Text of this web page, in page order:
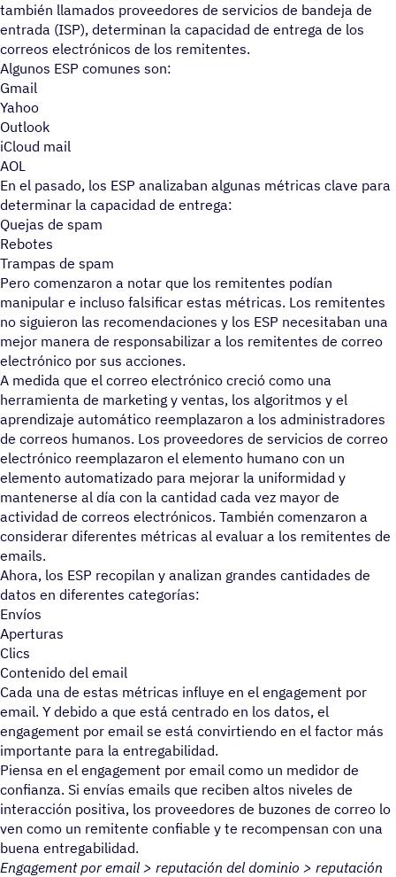
también llamados proveedores de servicios de bandeja de
entrada (ISP), determinan la capacidad de entrega de los
correos electrónicos de los remitentes.
Algunos ESP comunes son:
Gmail
Yahoo
Outlook
iCloud mail
AOL
En el pasado, los ESP analizaban algunas métricas clave para
determinar la capacidad de entrega:
Quejas de spam
Rebotes
Trampas de spam
Pero comenzaron a notar que los remitentes podían
manipular e incluso falsificar estas métricas. Los remitentes
no siguieron las recomendaciones y los ESP necesitaban una
mejor manera de responsabilizar a los remitentes de correo
electrónico por sus acciones.
A medida que el correo electrónico creció como una
herramienta de marketing y ventas, los algoritmos y el
aprendizaje automático reemplazaron a los administradores
de correos humanos. Los proveedores de servicios de correo
electrónico reemplazaron el elemento humano con un
elemento automatizado para mejorar la uniformidad y
mantenerse al día con la cantidad cada vez mayor de
actividad de correos electrónicos. También comenzaron a
considerar diferentes métricas al evaluar a los remitentes de
emails.
Ahora, los ESP recopilan y analizan grandes cantidades de
datos en diferentes categorías:
Envíos
Aperturas
Clics
Contenido del email
Cada una de estas métricas influye en el engagement por
email. Y debido a que está centrado en los datos, el
engagement por email se está convirtiendo en el factor más
importante para la entregabilidad.
Piensa en el engagement por email como un medidor de
confianza. Si envías emails que reciben altos niveles de
interacción positiva, los proveedores de buzones de correo lo
ven como un remitente confiable y te recompensan con una
buena entregabilidad.
Engagement por email > reputación del dominio > reputación